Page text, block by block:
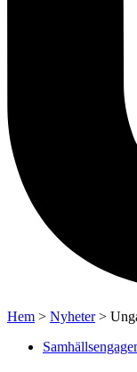
Hem > Nyheter>